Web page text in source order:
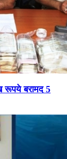
बरामद 5